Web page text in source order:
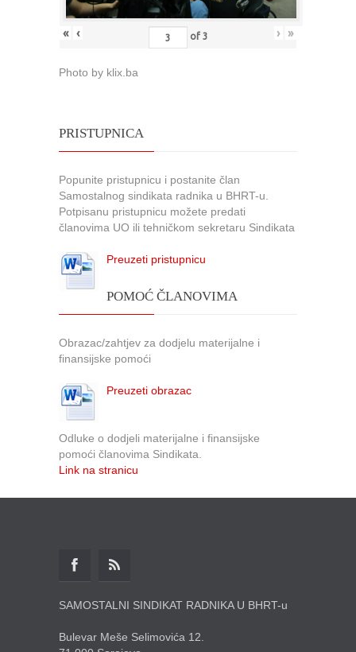
« ‹ of 3 › »
Photo by klix.ba
PRISTUPNICA
Popunite pristupnicu i postanite član
Samostalnog sindikata radnika u BHRT-u.
Potpisanu pristupnicu možete predati
članovima UO ili tehničkom sekretaru Sindikata
Preuzeti pristupnicu
POMOĆ ČLANOVIMA
Obrazac/zahtjev za dodjelu materijalne i
finansijske pomoći
Preuzeti obrazac
Odluke o dodjeli materijalne i finansijske
pomoći članovima Sindikata.
Link na stranicu
SAMOSTALNI SINDIKAT RADNIKA U BHRT-u
Bulevar Meše Selimovića 12.